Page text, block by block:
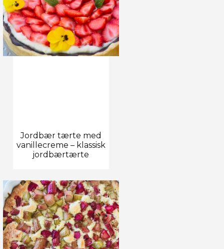
Jordbær tærte med
vanillecreme – klassisk
jordbærtærte